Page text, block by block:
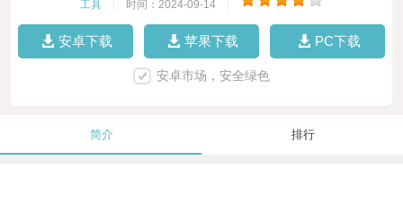
工具 时间：2024-09-14
安卓下载 苹果下载 PC下载
安卓市场，安全绿色
简介 排行